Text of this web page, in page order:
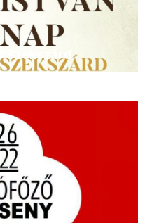
Szekszárd